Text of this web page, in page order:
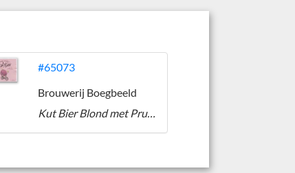
#65073
Brouwerij Boegbeeld
Kut Bier Blond met Pruimen